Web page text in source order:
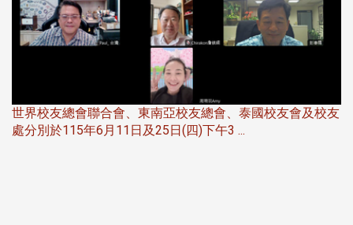
世界校友總會聯合會、東南亞校友總會、泰國校友會及校友
處分別於115年6月11日及25日(四)下午3 ...